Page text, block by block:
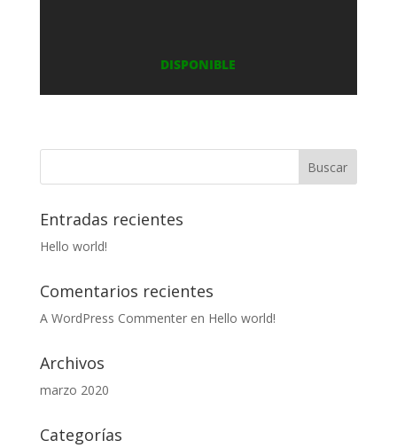
DISPONIBLE
Entradas recientes
Hello world!
Comentarios recientes
A WordPress Commenteren Hello world!
Archivos
marzo 2020
Categorías